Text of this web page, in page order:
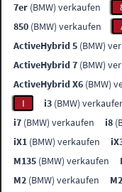
7er (BMW) verkaufen
850 (BMW) verkaufen
ActiveHybrid 5 (BMW)
ActiveHybrid 7 (BMW)
ActiveHybrid X6 (BMW)
I
i3 (BMW)
i7 (BMW) verkaufen i8
iX1 (BMW) verkaufen
M135 (BMW) verkaufen
M2 (BMW) verkaufen